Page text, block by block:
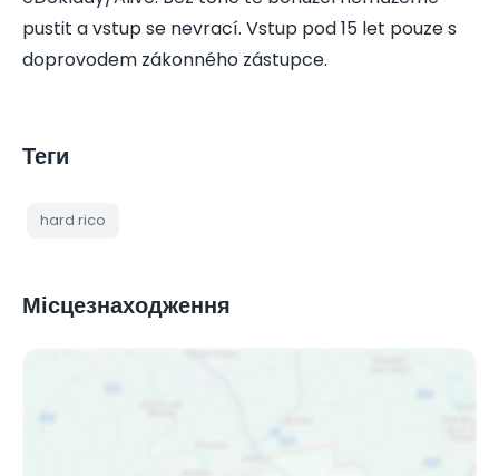
pustit a vstup se nevrací. Vstup pod 15 let pouze s
doprovodem zákonného zástupce.
Теги
hard rico
Місцезнаходження